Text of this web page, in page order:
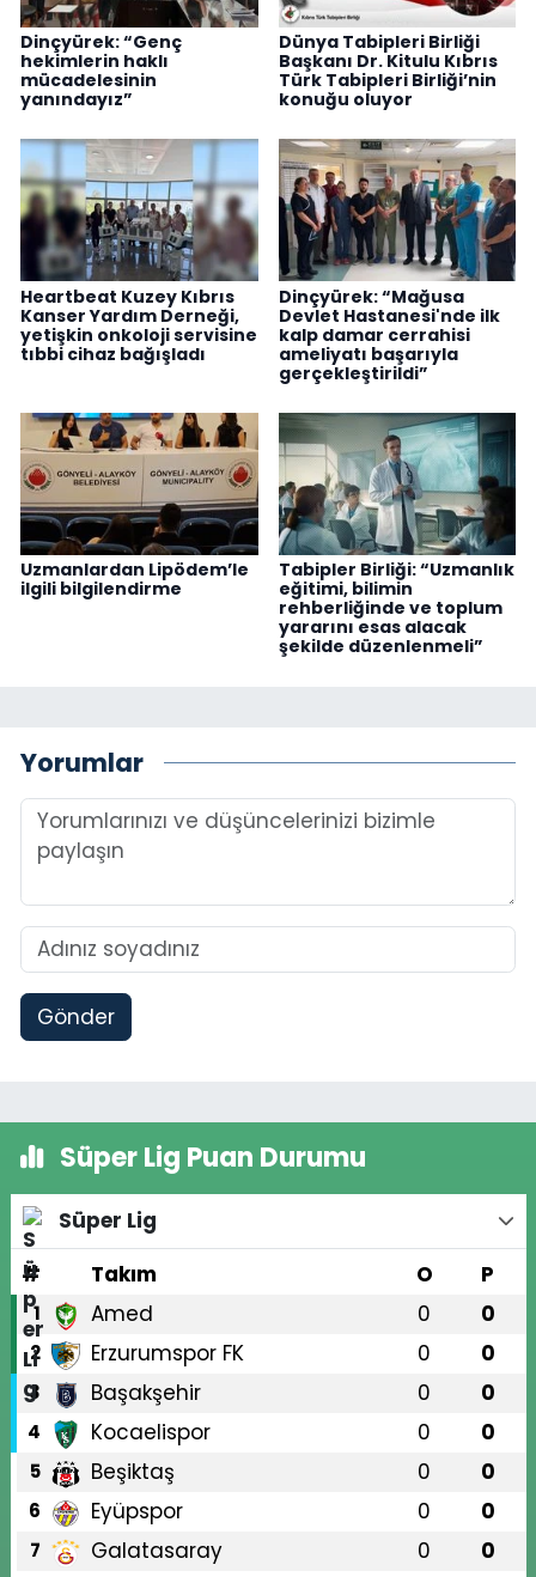
Dinçyürek: “Genç
hekimlerin haklı
mücadelesinin
yanındayız”
Dünya Tabipleri Birliği
Başkanı Dr. Kitulu Kıbrıs
Türk Tabipleri Birliği’nin
konuğu oluyor
Heartbeat Kuzey Kıbrıs
Kanser Yardım Derneği,
yetişkin onkoloji servisine
tıbbi cihaz bağışladı
Dinçyürek: “Mağusa
Devlet Hastanesi'nde ilk
kalp damar cerrahisi
ameliyatı başarıyla
gerçekleştirildi”
Uzmanlardan Lipödem’le
ilgili bilgilendirme
Tabipler Birliği: “Uzmanlık
eğitimi, bilimin
rehberliğinde ve toplum
yararını esas alacak
şekilde düzenlenmeli”
Yorumlar
Gönder
Süper Lig Puan Durumu
Süper Lig
#
Takım O P
1 Amed 0 0
2 Erzurumspor FK 0 0
3 Başakşehir 0 0
4 Kocaelispor 0 0
5 Beşiktaş 0 0
6 Eyüpspor 0 0
7 Galatasaray 0
0